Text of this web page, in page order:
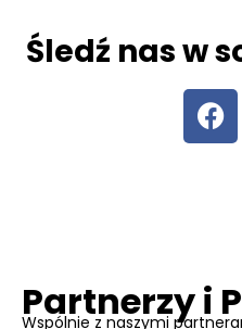
Śledź nas w
Partnerzy i
Wspólnie z naszymi